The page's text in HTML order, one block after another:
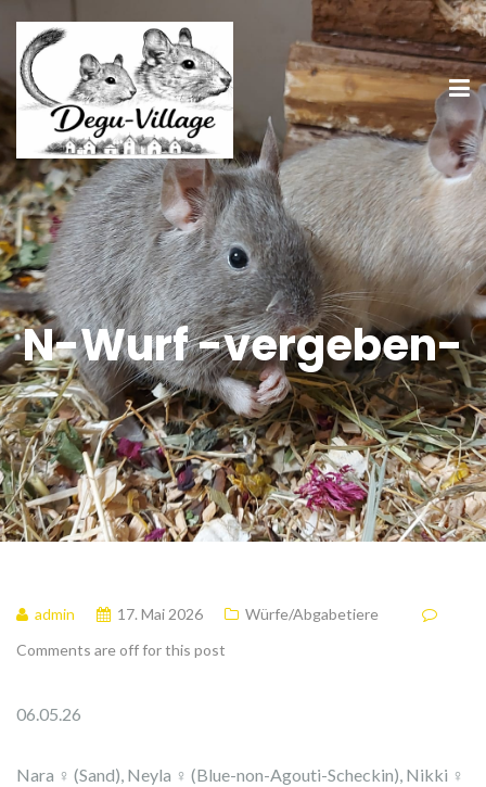
N-Wurf -vergeben-
admin 17. Mai 2026
Würfe/Abgabetiere
Comments are off for this post
06.05.26
Nara ♀ (Sand), Neyla ♀ (Blue-non-Agouti-Scheckin), Nikki ♀